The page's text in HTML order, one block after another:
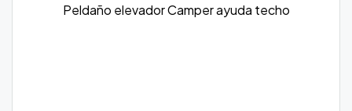
Peldaño elevador Camper ayuda techo